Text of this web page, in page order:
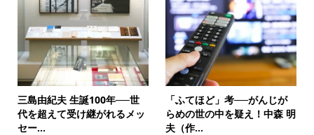
三島由紀夫 生誕100年──世
代を超えて受け継がれるメッ
セー...
「ふてほど」考──がんじが
らめの世の中を疑え！中森 明
夫（作...